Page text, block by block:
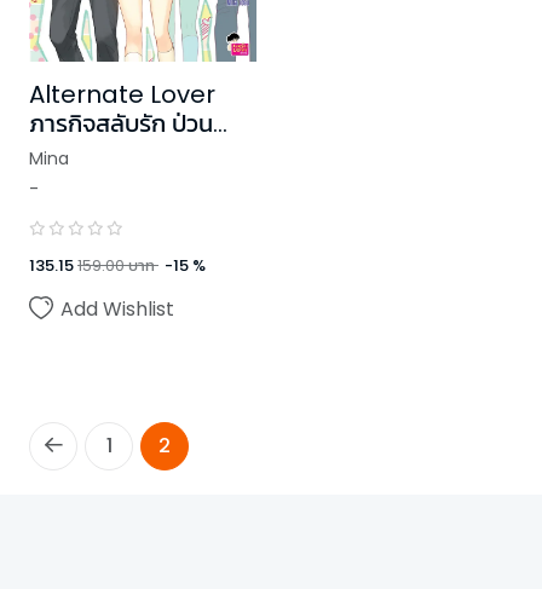
Alternate Lover
ภารกิจสลับรัก ป่วน
หัวใจ
Mina
-
135.15159.00บาท -15 %
Add Wishlist
1 2